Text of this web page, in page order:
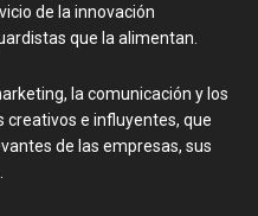
de la innovación
que la alimentan.
la comunicación y los
creativos e influyentes, que
de las empresas, sus